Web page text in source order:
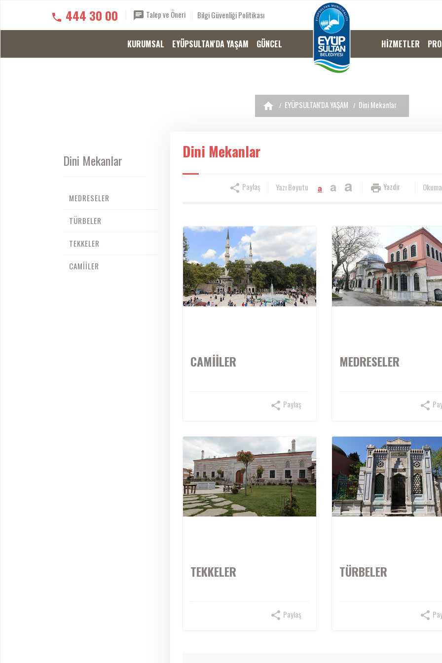
444 30 00 Talep ve Öneri Bilgi Güvenliği Politikası
KURUMSAL EYÜPSULTAN'DA YAŞAM GÜNCEL HİZMETLER
EYÜPSULTAN'DA YAŞAM Dini Mekanlar
Dini Mekanlar
MEDRESELER
TÜRBELER
TEKKELER
CAMİİLER
Dini Mekanlar
Yazdır
Yazı Boyutu a a a
Paylaş
CAMİİLER
Paylaş
MEDRESELER
TEKKELER
Paylaş
TÜRBELER